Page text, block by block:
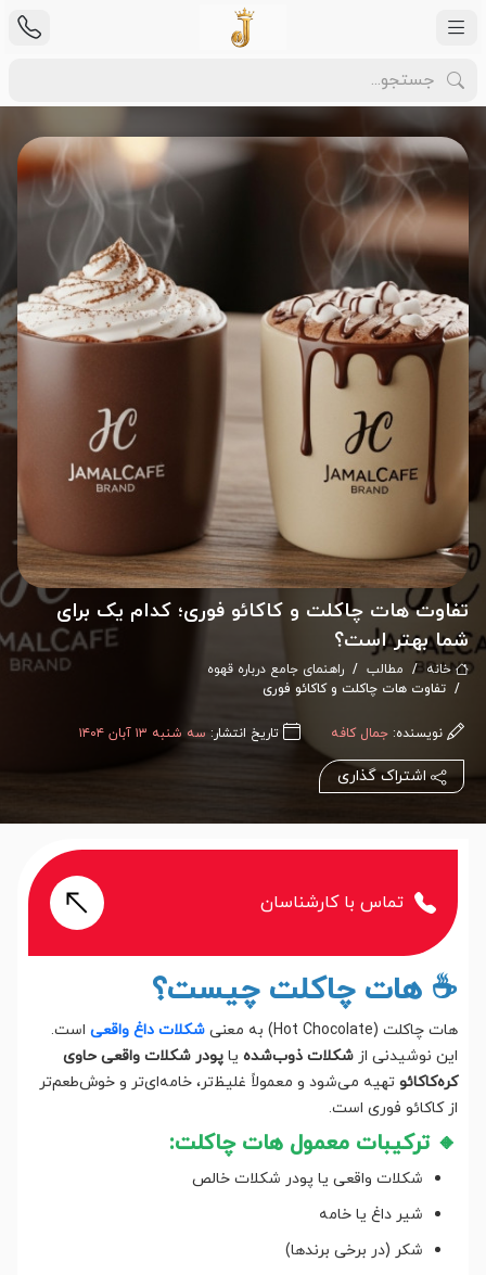
تفاوت هات چاکلت و کاکائو فوری؛ کدام یک برای
شما بهتر است؟
خانه مطالب
راهنمای جامع درباره قهوه
تفاوت هات چاکلت و کاکائو فوری
نویسنده: جمال کافه تاریخ انتشار: سه شنبه ۱۳ آبان ۱۴۰۴
اشتراک گذاری
تماس با کارشناسان
☕ هات چاکلت چیست؟
هات چاکلت (Hot Chocolate) به معنی شکلات داغ واقعی است.
این نوشیدنی از شکلات ذوب‌شده یا پودر شکلات واقعی حاوی
کره‌کاکائو تهیه می‌شود و معمولاً غلیظ‌تر، خامه‌ای‌تر و خوش‌طعم‌تر
از کاکائو فوری است.
🔸 ترکیبات معمول هات چاکلت:
شکلات واقعی یا پودر شکلات خالص
شیر داغ یا خامه
شکر (در برخی برندها)